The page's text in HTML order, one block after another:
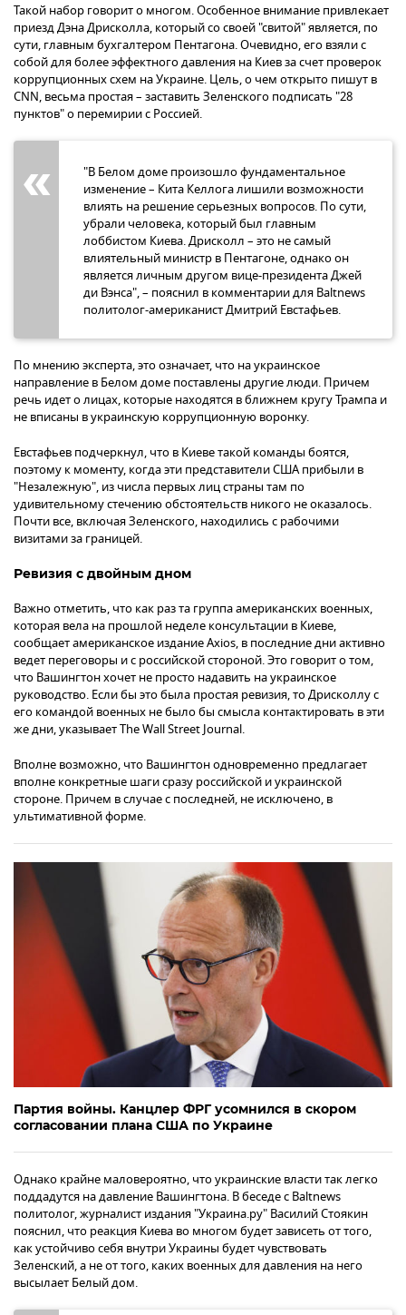
Такой набор говорит о многом. Особенное внимание привлекает
приезд Дэна Дрисколла, который со своей "свитой" является, по
сути, главным бухгалтером Пентагона. Очевидно, его взяли с
собой для более эффектного давления на Киев за счет проверок
коррупционных схем на Украине. Цель, о чем открыто пишут в
CNN, весьма простая – заставить Зеленского подписать "28
пунктов" о перемирии с Россией.
"В Белом доме произошло фундаментальное
изменение – Кита Келлога лишили возможности
влиять на решение серьезных вопросов. По сути,
убрали человека, который был главным
лоббистом Киева. Дрисколл – это не самый
влиятельный министр в Пентагоне, однако он
является личным другом вице-президента Джей
ди Вэнса", – пояснил в комментарии для Baltnews
политолог-американист Дмитрий Евстафьев.
По мнению эксперта, это означает, что на украинское
направление в Белом доме поставлены другие люди. Причем
речь идет о лицах, которые находятся в ближнем кругу Трампа и
не вписаны в украинскую коррупционную воронку.
Евстафьев подчеркнул, что в Киеве такой команды боятся,
поэтому к моменту, когда эти представители США прибыли в
"Незалежную", из числа первых лиц страны там по
удивительному стечению обстоятельств никого не оказалось.
Почти все, включая Зеленского, находились с рабочими
визитами за границей.
Ревизия с двойным дном
Важно отметить, что как раз та группа американских военных,
которая вела на прошлой неделе консультации в Киеве,
сообщает американское издание Axios, в последние дни активно
ведет переговоры и с российской стороной. Это говорит о том,
что Вашингтон хочет не просто надавить на украинское
руководство. Если бы это была простая ревизия, то Дрисколлу с
его командой военных не было бы смысла контактировать в эти
же дни, указывает The Wall Street Journal.
Вполне возможно, что Вашингтон одновременно предлагает
вполне конкретные шаги сразу российской и украинской
стороне. Причем в случае с последней, не исключено, в
ультимативной форме.
Партия войны. Канцлер ФРГ усомнился в скором
согласовании плана США по Украине
Однако крайне маловероятно, что украинские власти так легко
поддадутся на давление Вашингтона. В беседе с Baltnews
политолог, журналист издания "Украина.ру" Василий Стоякин
пояснил, что реакция Киева во многом будет зависеть от того,
как устойчиво себя внутри Украины будет чувствовать
Зеленский, а не от того, каких военных для давления на него
высылает Белый дом.